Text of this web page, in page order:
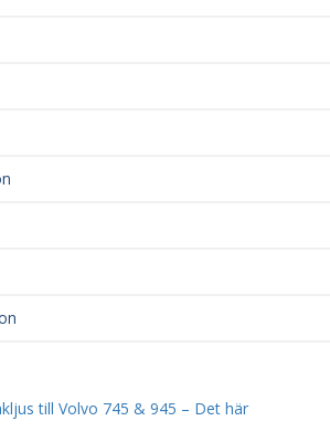
till Volvo 745 & 945 – Det här